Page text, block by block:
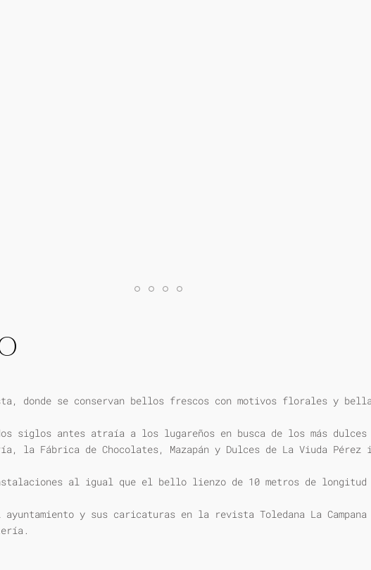
donde se conservan bellos frescos con motivos florales y
siglos antes atraía a los lugareños en busca de los más dulces
la Fábrica de Chocolates, Mazapán y Dulces de La Viuda
al igual que el bello lienzo de 10 metros de
y sus caricaturas en la revista Toledana La